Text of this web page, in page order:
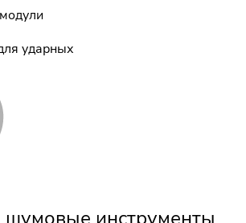
ударных
шумовые инструменты